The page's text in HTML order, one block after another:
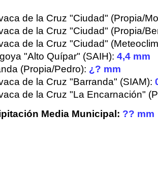
de la Cruz "Ciudad" (Propia/
de la Cruz "Ciudad" (Propia/
de la Cruz "Ciudad"
"Alto Quípar" (SAIH): 4,4 mm
(Propia/Pedro): ¿? mm
de la Cruz "Barranda" (SIAM):
de la Cruz "La Encarnación"
Media Municipal: ?? mm